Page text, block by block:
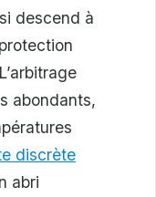
descend à
abondants,
discrète
abri